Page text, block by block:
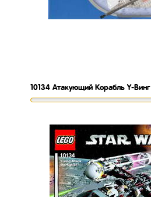
10134 Атакующий Корабль Y-Винг